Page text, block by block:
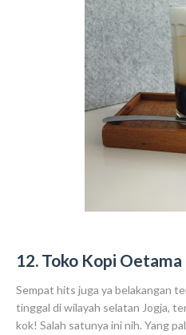
12. Toko Kopi Oetama
Sempat hits juga ya belakangan
tinggal di wilayah selatan Jogja,
kok! Salah satunya ini nih. Yang